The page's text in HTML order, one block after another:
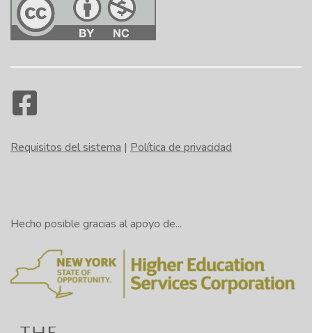
Requisitos del sistema | Política de privacidad
Hecho posible gracias al apoyo de...